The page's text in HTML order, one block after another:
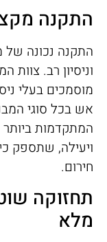
התקנה
התקנה נכונה של
וניסיון רב.
מוסמכים בעלי
אש בכל סוגי
המתקדמות
ויעילה, שתספק
חירום.
תחזוקה
מלא